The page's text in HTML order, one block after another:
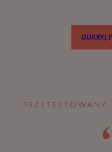
ODKRYJ